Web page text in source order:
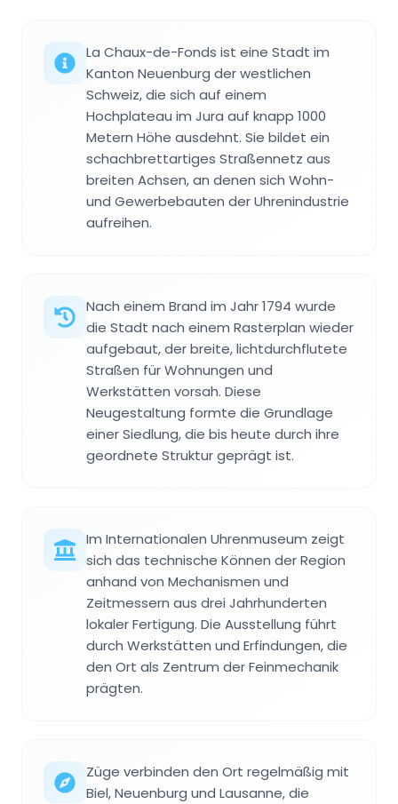
La Chaux-de-Fonds ist eine Stadt im
Kanton Neuenburg der westlichen
Schweiz, die sich auf einem
Hochplateau im Jura auf knapp 1000
Metern Höhe ausdehnt. Sie bildet ein
schachbrettartiges Straßennetz aus
breiten Achsen, an denen sich Wohn-
und Gewerbebauten der Uhrenindustrie
aufreihen.
Nach einem Brand im Jahr 1794 wurde
die Stadt nach einem Rasterplan wieder
aufgebaut, der breite, lichtdurchflutete
Straßen für Wohnungen und
Werkstätten vorsah. Diese
Neugestaltung formte die Grundlage
einer Siedlung, die bis heute durch ihre
geordnete Struktur geprägt ist.
Im Internationalen Uhrenmuseum zeigt
sich das technische Können der Region
anhand von Mechanismen und
Zeitmessern aus drei Jahrhunderten
lokaler Fertigung. Die Ausstellung führt
durch Werkstätten und Erfindungen, die
den Ort als Zentrum der Feinmechanik
prägten.
Züge verbinden den Ort regelmäßig mit
Biel, Neuenburg und Lausanne, die